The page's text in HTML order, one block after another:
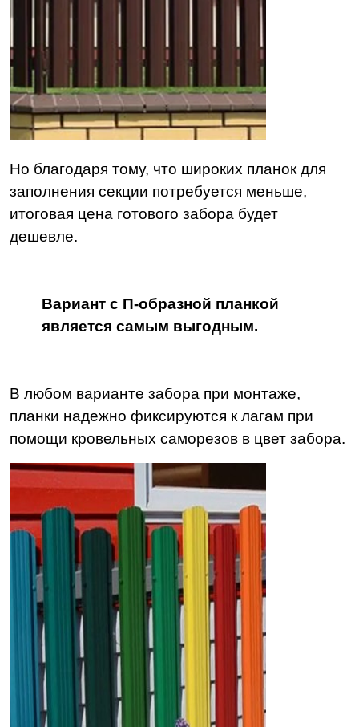
Но благодаря тому, что широких планок для
заполнения секции потребуется меньше,
итоговая цена готового забора будет
дешевле.
Вариант с П-образной планкой
является самым выгодным.
В любом варианте забора при монтаже,
планки надежно фиксируются к лагам при
помощи кровельных саморезов в цвет забора.